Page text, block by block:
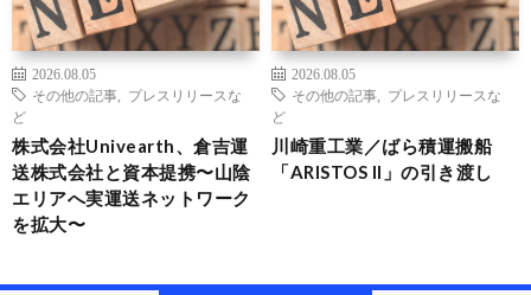
2026.08.05
その他の記事
プレスリリースな
ど
株式会社Univearth、倉吉運
送株式会社と資本提携〜山陰
エリアへ実運送ネットワーク
を拡大〜
2026.08.05
その他の記事
プレスリリースな
ど
川崎重工業／ばら積運搬船
「ARISTOS II」の引き渡し